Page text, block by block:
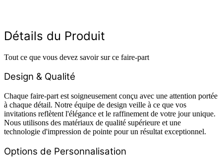
Détails du Produit
Tout ce que vous devez savoir sur ce faire-part
Design & Qualité
Chaque faire-part est soigneusement conçu avec une attention portée
à chaque détail. Notre équipe de design veille à ce que vos
invitations reflètent l'élégance et le raffinement de votre jour unique.
Nous utilisons des matériaux de qualité supérieure et une
technologie d'impression de pointe pour un résultat exceptionnel.
Options de Personnalisation